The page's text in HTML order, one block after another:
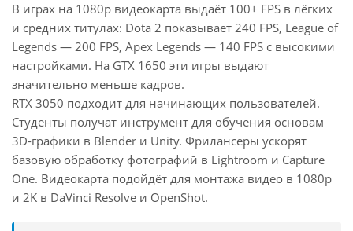
В играх на 1080p видеокарта выдаёт 100+ FPS в лёгких
и средних титулах: Dota 2 показывает 240 FPS, League of
Legends — 200 FPS, Apex Legends — 140 FPS с высокими
настройками. На GTX 1650 эти игры выдают
значительно меньше кадров.
RTX 3050 подходит для начинающих пользователей.
Студенты получат инструмент для обучения основам
3D-графики в Blender и Unity. Фрилансеры ускорят
базовую обработку фотографий в Lightroom и Capture
One. Видеокарта подойдёт для монтажа видео в 1080p
и 2K в DaVinci Resolve и OpenShot.